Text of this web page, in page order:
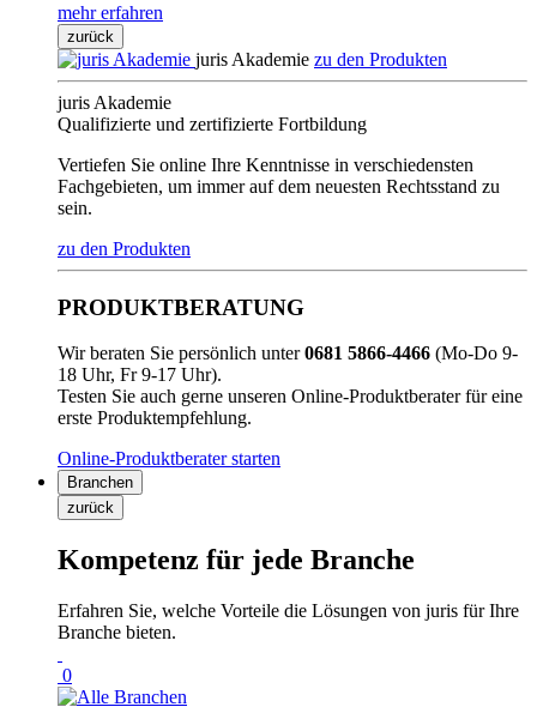
mehr erfahren
zurück
juris Akademie zu den Produkten
juris Akademie
Qualifizierte und zertifizierte Fortbildung
Vertiefen Sie online Ihre Kenntnisse in verschiedensten
Fachgebieten, um immer auf dem neuesten Rechtsstand zu
sein.
zu den Produkten
PRODUKTBERATUNG
Wir beraten Sie persönlich unter0681 5866-4466 (Mo-Do 9-
18 Uhr, Fr 9-17 Uhr).
Testen Sie auch gerne unseren Online-Produktberater für eine
erste Produktempfehlung.
Online-Produktberater starten
Branchen
zurück
Kompetenz für jede Branche
Erfahren Sie, welche Vorteile die Lösungen von juris für Ihre
Branche bieten.
0